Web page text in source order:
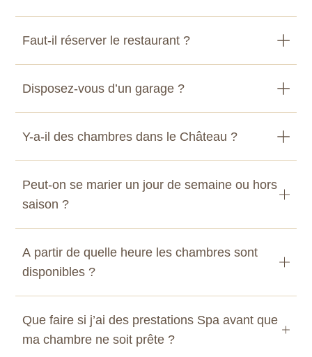
Faut-il réserver le restaurant ?
Disposez-vous d’un garage ?
Y-a-il des chambres dans le Château ?
Peut-on se marier un jour de semaine ou hors
saison ?
A partir de quelle heure les chambres sont
disponibles ?
Que faire si j’ai des prestations Spa avant que
ma chambre ne soit prête ?